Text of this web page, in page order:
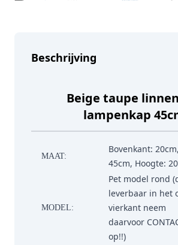
Beschrijving
Beige taupe
lampenkap
MAAT:
Bovenkant:
45cm, Hoogte:
MODEL:
Pet model rond
leverbaar in het
vierkant neem
daarvoor
op!!)